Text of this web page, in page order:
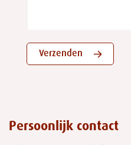
Verzenden
Persoonlijk contact